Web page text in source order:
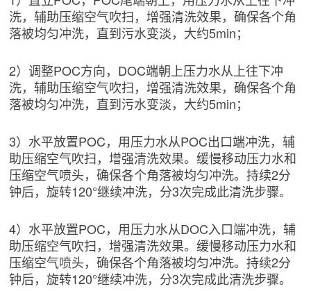
洗，辅助压缩空气吹扫，增强清洗效果，确保各个角
落被均匀冲洗，直到污水变淡，大约5min；
2）调整POC方向，DOC端朝上压力水从上往下冲
洗，辅助压缩空气吹扫，增强清洗效果，确保各个角
落被均匀冲洗，直到污水变淡，大约5min；
3）水平放置POC，用压力水从POC出口端冲洗，辅
助压缩空气吹扫，增强清洗效果。缓慢移动压力水和
压缩空气喷头，确保各个角落被均匀冲洗。持续2分
钟后，旋转120°继续冲洗，分3次完成此清洗步骤。
4）水平放置POC，用压力水从DOC入口端冲洗，辅
助压缩空气吹扫，增强清洗效果。缓慢移动压力水和
压缩空气喷头，确保各个角落被均匀冲洗。持续2分
钟后，旋转120°继续冲洗，分3次完成此清洗步骤。